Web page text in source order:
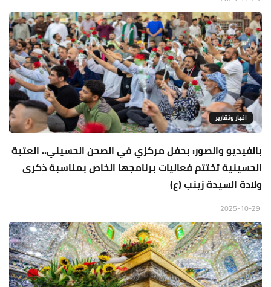
اخبار وتقارير
بالفيديو والصور: بحفل مركزي في الصحن الحسيني.. العتبة
الحسينية تختتم فعاليات برنامجها الخاص بمناسبة ذكرى
ولادة السيدة زينب (ع)